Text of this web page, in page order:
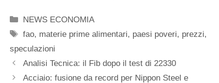
Categorie
NEWS ECONOMIA
Tag
fao, materie prime alimentari, paesi poveri, prezzi,
speculazioni
Analisi Tecnica: il Fib dopo il test di 22330
Acciaio: fusione da record per Nippon Steel e